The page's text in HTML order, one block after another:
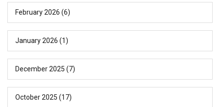
February 2026 (6)
January 2026 (1)
December 2025 (7)
October 2025 (17)